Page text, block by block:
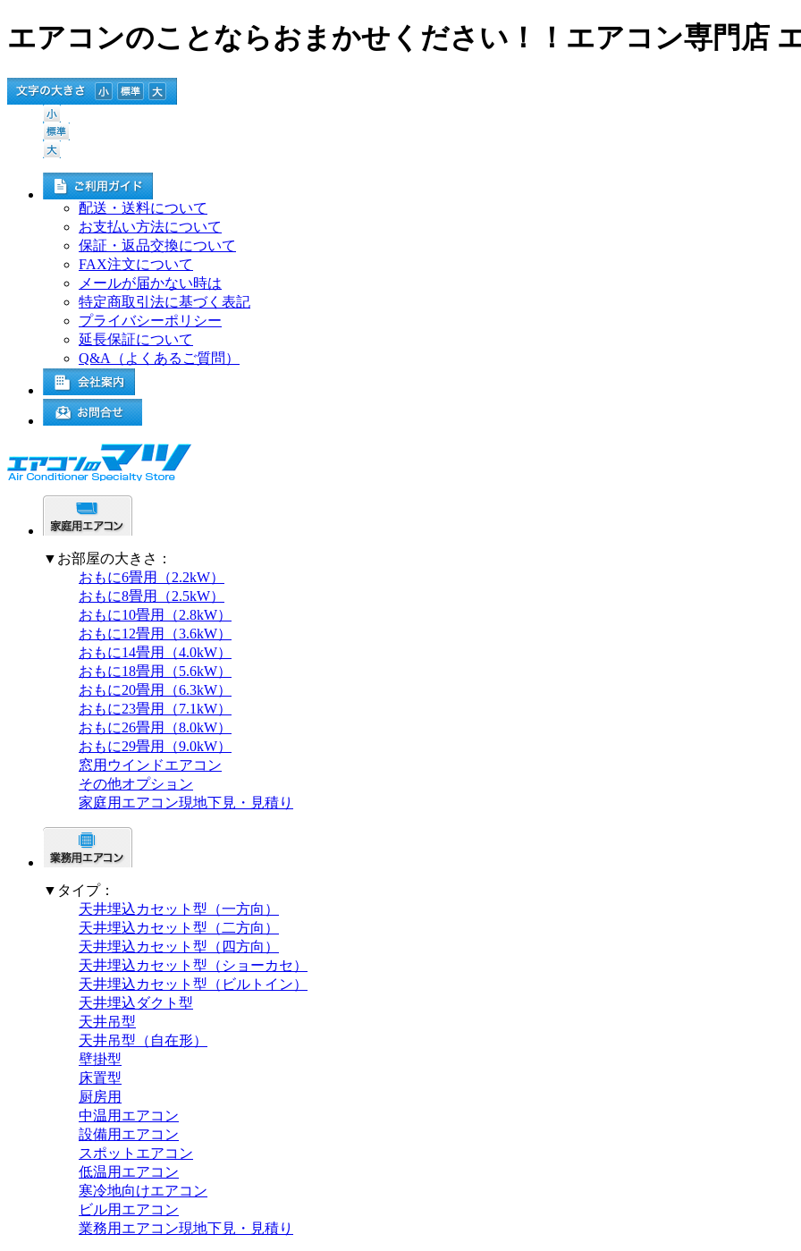
エアコンのことならおまかせください！！エアコン専門店
配送・送料について
お支払い方法について
保証・返品交換について
FAX注文について
メールが届かない時は
特定商取引法に基づく表記
プライバシーポリシー
延長保証について
Q&A（よくあるご質問）
▼お部屋の大きさ：
おもに6畳用（2.2kW）
おもに8畳用（2.5kW）
おもに10畳用（2.8kW）
おもに12畳用（3.6kW）
おもに14畳用（4.0kW）
おもに18畳用（5.6kW）
おもに20畳用（6.3kW）
おもに23畳用（7.1kW）
おもに26畳用（8.0kW）
おもに29畳用（9.0kW）
窓用ウインドエアコン
その他オプション
家庭用エアコン現地下見・見積り
▼タイプ：
天井埋込カセット型（一方向）
天井埋込カセット型（二方向）
天井埋込カセット型（四方向）
天井埋込カセット型（ショーカセ）
天井埋込カセット型（ビルトイン）
天井埋込ダクト型
天井吊型
天井吊型（自在形）
壁掛型
床置型
厨房用
中温用エアコン
設備用エアコン
スポットエアコン
低温用エアコン
寒冷地向けエアコン
ビル用エアコン
業務用エアコン現地下見・見積り